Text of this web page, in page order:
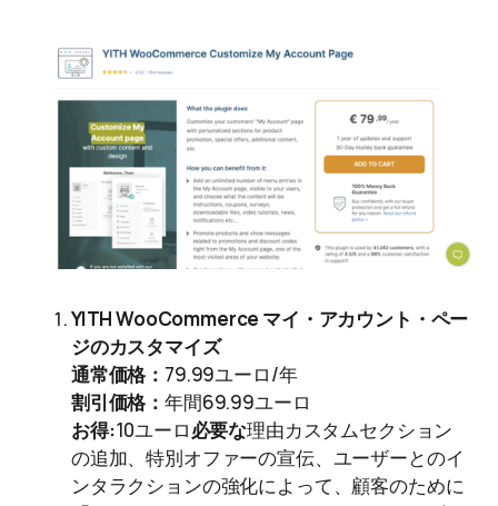
YITH WooCommerce マイ・アカウント・ペー
ジのカスタマイズ
通常価格： 79.99ユーロ/年
割引価格：年間69.99ユーロ
お得:10ユーロ必要な理由カスタムセクション
の追加、特別オファーの宣伝、ユーザーとのイ
ンタラクションの強化によって、顧客のために